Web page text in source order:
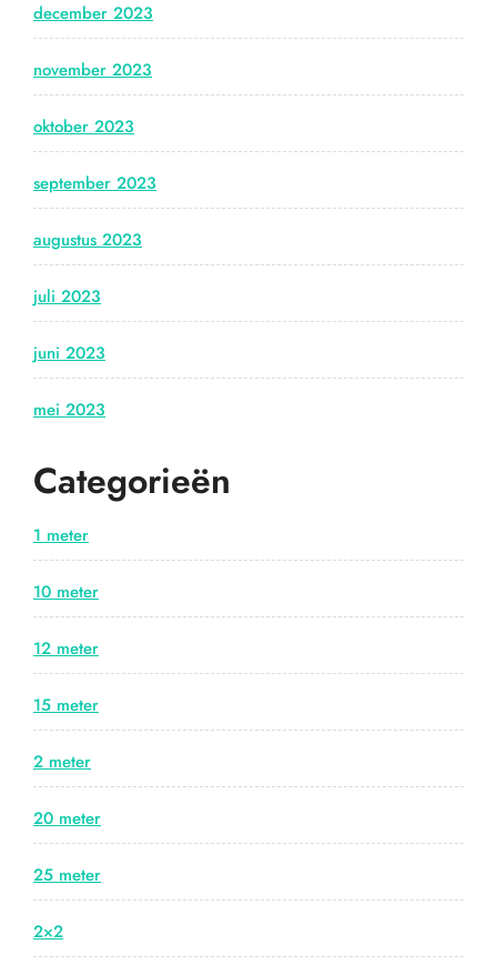
december 2023
november 2023
oktober 2023
september 2023
augustus 2023
juli 2023
juni 2023
mei 2023
Categorieën
1 meter
10 meter
12 meter
15 meter
2 meter
20 meter
25 meter
2×2